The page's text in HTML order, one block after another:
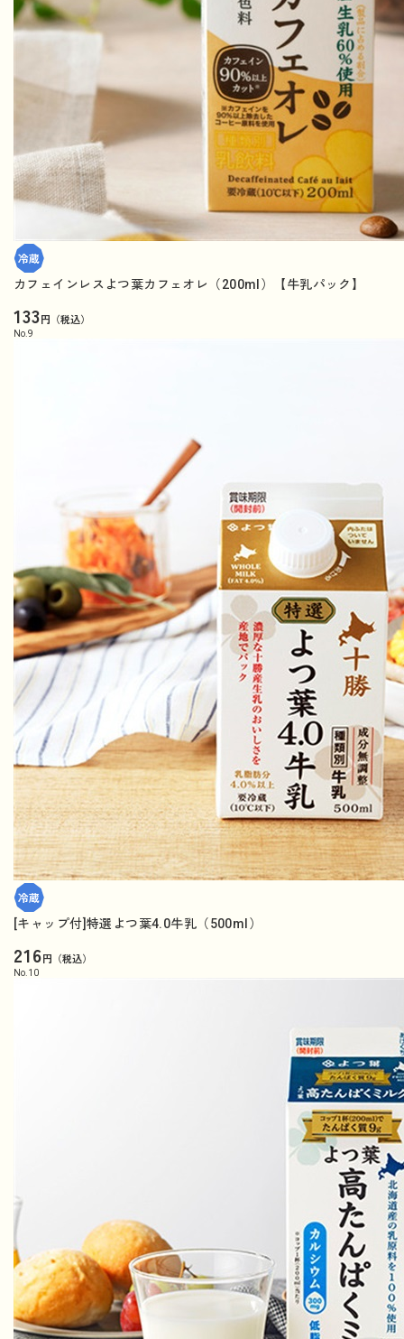
カフェインレスよつ葉カフェオレ（200ml）【牛乳パック】
133円（税込）
No. 9
[キャップ付]特選よつ葉4.0牛乳（500ml）
216円（税込）
No. 10